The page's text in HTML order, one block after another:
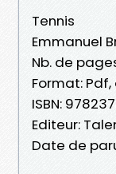
Tennis
Emmanuel
Nb. de
Format: Pdf,
ISBN:
Editeur:
Date de